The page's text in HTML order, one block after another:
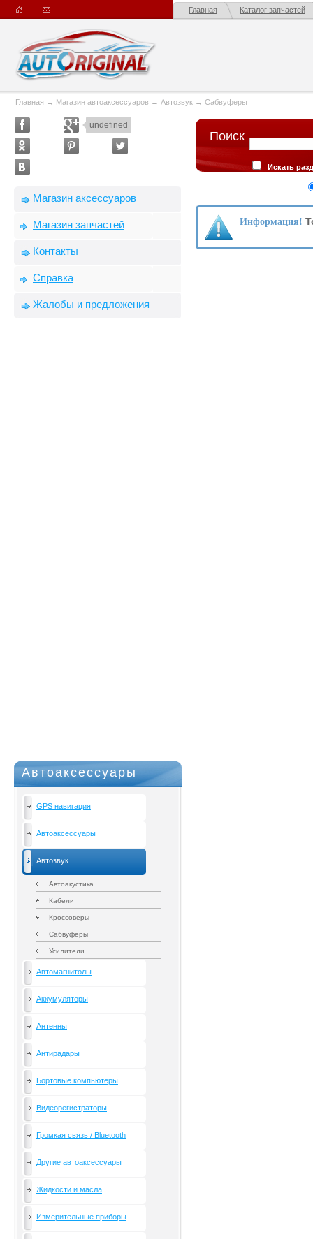
Главная Каталог запчастей
Главная → Магазин автоаксессуаров → Автозвук → Сабвуферы
undefined
Магазин аксессуаров
Магазин запчастей
Контакты
Справка
Жалобы и предложения
Автоаксессуары
GPS навигация
Автоаксессуары
Автозвук
Автоакустика
Кабели
Кроссоверы
Сабвуферы
Усилители
Автомагнитолы
Аккумуляторы
Антенны
Антирадары
Бортовые компьютеры
Видеорегистраторы
Громкая связь / Bluetooth
Другие автоаксессуары
Жидкости и масла
Измерительные приборы
Поиск
Искать
Информация!